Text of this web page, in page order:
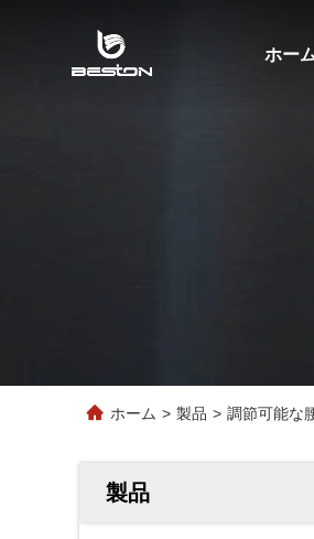
ホー
ホーム > 製品 > 調節可能な
製品